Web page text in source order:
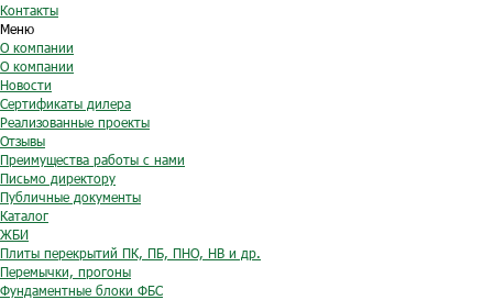
Контакты
Меню
О компании
О компании
Новости
Сертификаты дилера
Реализованные проекты
Отзывы
Преимущества работы с нами
Письмо директору
Публичные документы
Каталог
ЖБИ
Плиты перекрытий ПК, ПБ, ПНО, НВ и др.
Перемычки, прогоны
Фундаментные блоки ФБС